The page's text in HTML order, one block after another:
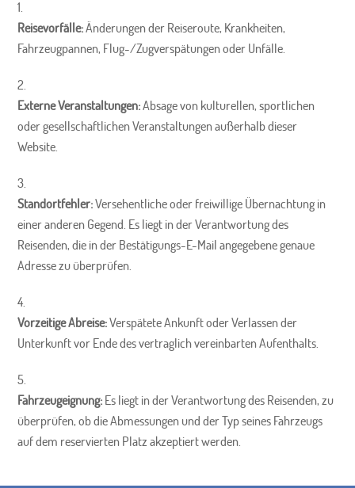
Reisevorfälle:Änderungen der Reiseroute, Krankheiten,
Fahrzeugpannen, Flug-/Zugverspätungen oder Unfälle.
Externe Veranstaltungen:Absage von kulturellen, sportlichen
oder gesellschaftlichen Veranstaltungen außerhalb dieser
Website.
Standortfehler:Versehentliche oder freiwillige Übernachtung in
einer anderen Gegend. Es liegt in der Verantwortung des
Reisenden, die in der Bestätigungs-E-Mail angegebene genaue
Adresse zu überprüfen.
Vorzeitige Abreise:Verspätete Ankunft oder Verlassen der
Unterkunft vor Ende des vertraglich vereinbarten Aufenthalts.
Fahrzeugeignung: Es liegt in der Verantwortung des Reisenden, zu
überprüfen, ob die Abmessungen und der Typ seines Fahrzeugs
auf dem reservierten Platz akzeptiert werden.